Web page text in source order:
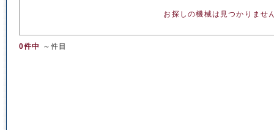
0件中 ～件目
お探しの機械は見つかりませ